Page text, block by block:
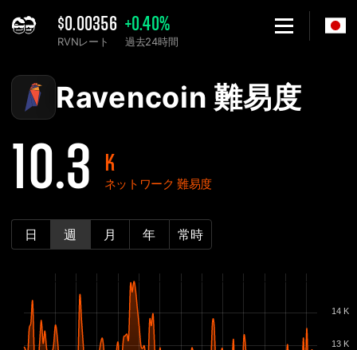
$0.00356
RVNレート
+0.40%
過去24時間
Ravencoin RVN ネットワーク難易度グラフ - 2Miners
Ravencoin 難易度
10.3 K
ネットワーク 難易度
日 週 月 年 常時
13 K
14 K